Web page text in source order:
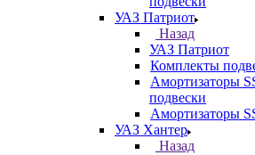
УАЗ Патриот
Назад
УАЗ Патриот
Комплекты
Амортизаторы
подвески
Амортизаторы
УАЗ Хантер
Назад